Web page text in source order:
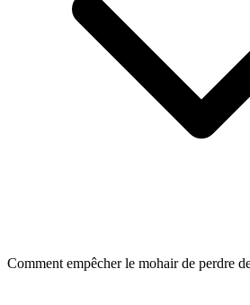
Comment empêcher le mohair de perdre